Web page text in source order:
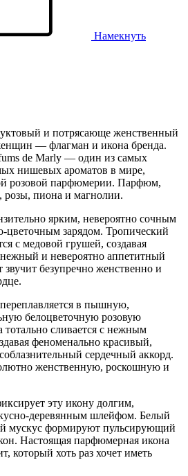
Намекнуть
и потрясающе женственный
— флагман и икона бренда.
de Marly — один из самых
нишевых ароматов в мире,
розовой парфюмерии. Парфюм,
пиона и магнолии.
ярким, невероятно сочным
зарядом. Тропический
с медовой грушей, создавая
и невероятно аппетитный
безупречно женственно и
в пышную,
белоцветочную розовую
тотально сливается с нежным
феноменально красивый,
сердечный аккорд.
женственную, роскошную и
эту икону долгим,
деревянным шлейфом. Белый
мускус формируют пульсирующий
Настоящая парфюмерная икона
который хоть раз хочет иметь